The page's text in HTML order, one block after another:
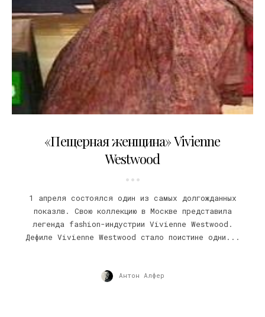
«Пещерная женщина» Vivienne
Westwood
1 апреля состоялся один из самых долгожданных
показлв. Свою коллекцию в Москве представила
легенда fashion-индустрии Vivienne Westwood.
Дефиле Vivienne Westwood стало поистине одни...
Антон Алфер